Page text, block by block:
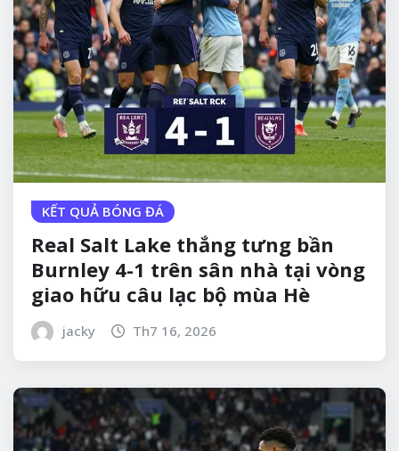
KẾT QUẢ BÓNG ĐÁ
Real Salt Lake thắng tưng bần
Burnley 4-1 trên sân nhà tại vòng
giao hữu câu lạc bộ mùa Hè
jacky Th7 16, 2026